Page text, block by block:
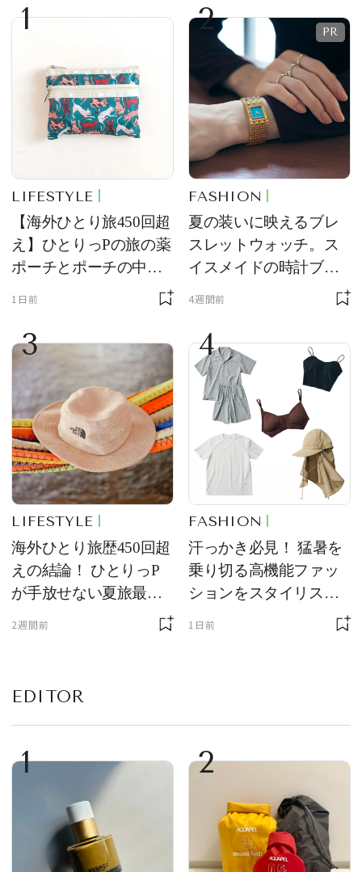
1
LIFESTYLE
【海外ひとり旅450回超
え】ひとりっPの旅の薬
ポーチとポーチの中身
を初公開！ 本当に使え
ム
1日前
2
FASHION
夏の装いに映えるブレ
スレットウォッチ。ス
イスメイドの時計ブラ
ンド【フレデリック・
をレビュー。【それい
け！ 良品ハンター】
4週間前
3
LIFESTYLE
海外ひとり旅歴450回超
えの結論！ ひとりっP
が手放せない夏旅最強
2週間前
4
FASHION
汗っかき必見！ 猛暑を
乗り切る高機能ファッ
ションをスタイリスト
1日前
EDITOR
1 2